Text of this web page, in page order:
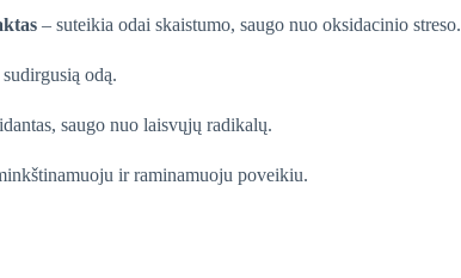
– suteikia odai skaistumo, saugo nuo oksidacinio streso.
odą.
saugo nuo laisvųjų radikalų.
ir raminamuoju poveikiu.